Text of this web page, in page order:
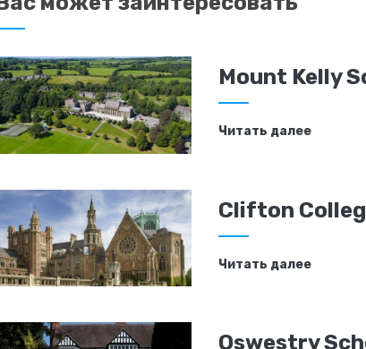
Mount Kelly
Читать далее
Clifton
Читать далее
Oswestry